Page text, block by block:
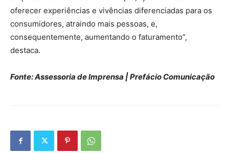
oferecer experiências e vivências diferenciadas para os
consumidores, atraindo mais pessoas, e,
consequentemente, aumentando o faturamento”,
destaca.
Fonte: Assessoria de Imprensa | Prefácio Comunicação